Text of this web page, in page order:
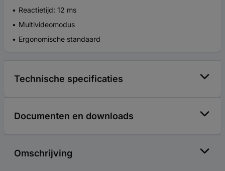
Reactietijd: 12 ms
Multivideomodus
Ergonomische standaard
Technische specificaties
Documenten en downloads
Omschrijving